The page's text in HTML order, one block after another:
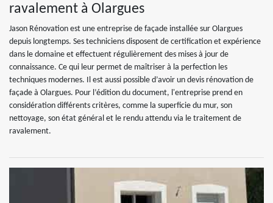
ravalement à Olargues
Jason Rénovation est une entreprise de façade installée sur Olargues
depuis longtemps. Ses techniciens disposent de certification et expérience
dans le domaine et effectuent régulièrement des mises à jour de
connaissance. Ce qui leur permet de maîtriser à la perfection les
techniques modernes. Il est aussi possible d’avoir un devis rénovation de
façade à Olargues. Pour l’édition du document, l'entreprise prend en
considération différents critères, comme la superficie du mur, son
nettoyage, son état général et le rendu attendu via le traitement de
ravalement.